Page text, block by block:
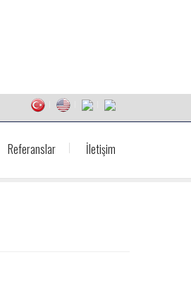
Referanslar İletişim